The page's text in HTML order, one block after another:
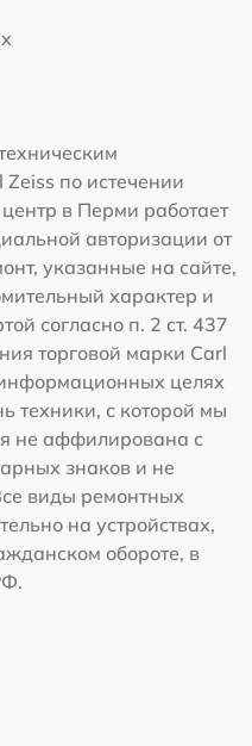
по истечении
в Перми работает
авторизации от
указанные на сайте,
характер и
согласно п. 2 ст. 437
торговой марки Carl
целях
техники, с которой мы
не аффилирована с
знаков и не
виды ремонтных
на устройствах,
обороте, в